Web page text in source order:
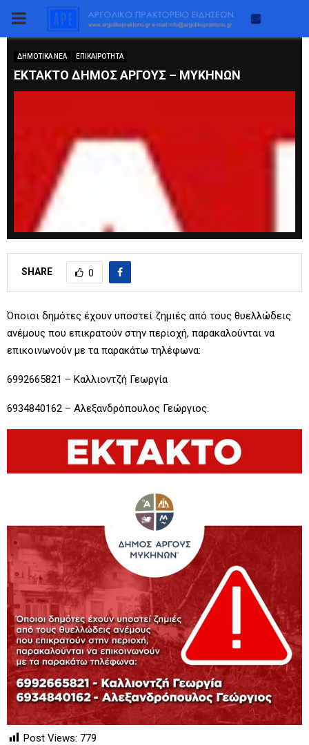
PRIMARY
MENU
ΔΗΜΟΤΙΚΑ ΝΕΑ ΕΠΙΚΑΙΡΟΤΗΤΑ
ΕΚΤΑΚΤΟ ΔΗΜΟΣ ΑΡΓΟΥΣ – ΜΥΚΗΝΩΝ
SHARE 0
Όποιοι δημότες έχουν υποστεί ζημιές από τους θυελλώδεις
ανέμους που επικρατούν στην περιοχή, παρακαλούνται να
επικοινωνούν με τα παρακάτω τηλέφωνα:
6992665821 – Καλλιοντζή Γεωργία
6934840162 – Αλεξανδρόπουλος Γεώργιος.
Post Views: 779